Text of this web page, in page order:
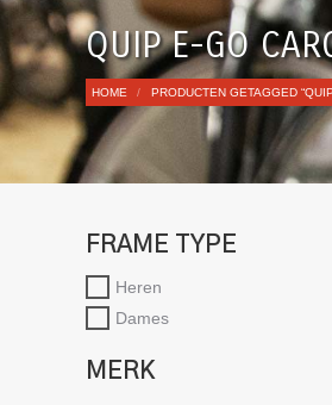
QUIP E-GO
Je bent hier:
HOME PRODUCTEN GETAGGED
FRAME TYPE
Heren
Dames
MERK